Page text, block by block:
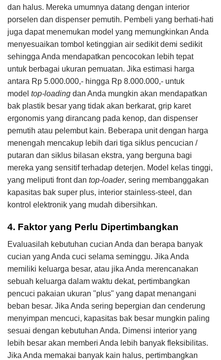
dan halus. Mereka umumnya datang dengan interior
porselen dan dispenser pemutih. Pembeli yang berhati-hati
juga dapat menemukan model yang memungkinkan Anda
menyesuaikan tombol ketinggian air sedikit demi sedikit
sehingga Anda mendapatkan pencocokan lebih tepat
untuk berbagai ukuran pemuatan. Jika estimasi harga
antara Rp 5.000.000,- hingga Rp 8.000.000,- untuk
model top-loading dan Anda mungkin akan mendapatkan
bak plastik besar yang tidak akan berkarat, grip karet
ergonomis yang dirancang pada kenop, dan dispenser
pemutih atau pelembut kain. Beberapa unit dengan harga
menengah mencakup lebih dari tiga siklus pencucian /
putaran dan siklus bilasan ekstra, yang berguna bagi
mereka yang sensitif terhadap deterjen. Model kelas tinggi,
yang meliputi front dan top-loader, sering membanggakan
kapasitas bak super plus, interior stainless-steel, dan
kontrol elektronik yang mudah dibersihkan.
4. ​Faktor yang Perlu Dipertimbangkan
Evaluasilah kebutuhan cucian Anda dan berapa banyak
cucian yang Anda cuci selama seminggu. Jika Anda
memiliki keluarga besar, atau jika Anda merencanakan
sebuah keluarga dalam waktu dekat, pertimbangkan
pencuci pakaian ukuran
plus yang dapat menangani
beban besar. Jika Anda sering bepergian dan cenderung
menyimpan mencuci, kapasitas bak besar mungkin paling
sesuai dengan kebutuhan Anda. Dimensi interior yang
lebih besar akan memberi Anda lebih banyak fleksibilitas.
Jika Anda memakai banyak kain halus, pertimbangkan